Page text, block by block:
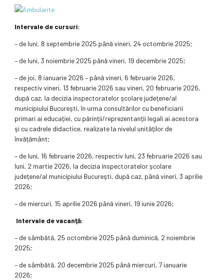
Intervale de cursuri:
– de luni, 8 septembrie 2025 până vineri, 24 octombrie 2025;
– de luni, 3 noiembrie 2025 până vineri, 19 decembrie 2025;
– de joi, 8 ianuarie 2026 – până vineri, 6 februarie 2026,
respectiv vineri, 13 februarie 2026 sau vineri, 20 februarie 2026,
după caz, la decizia inspectoratelor şcolare judeţene/al
municipiului Bucureşti, în urma consultărilor cu beneficiarii
primari ai educaţiei, cu părinţii/reprezentanţii legali ai acestora
şi cu cadrele didactice, realizate la nivelul unităţilor de
învăţământ;
– de luni, 16 februarie 2026, respectiv luni, 23 februarie 2026 sau
luni, 2 martie 2026, la decizia inspectoratelor şcolare
judeţene/al municipiului Bucureşti, după caz, până vineri, 3 aprilie
2026;
– de miercuri, 15 aprilie 2026 până vineri, 19 iunie 2026;
Intervale de vacanţă:
– de sâmbătă, 25 octombrie 2025 până duminică, 2 noiembrie
2025;
– de sâmbătă, 20 decembrie 2025 până miercuri, 7 ianuarie
2026;